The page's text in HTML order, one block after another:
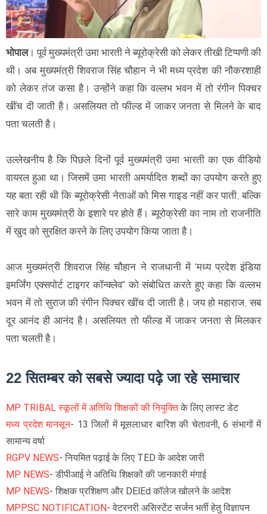
भोपाल। पूर्व मुख्यमंत्री उमा भारती ने ब्यूरोक्रेसी को लेकर तीखी टिप्पणी की
थी। अब मुख्यमंत्री शिवराज सिंह चौहान ने भी मध्य प्रदेश की नौकरशाही
को लेकर तंज कसा है। उन्होंने कहा कि वल्लभ भवन में तो रंगीन पिक्चर
खींच दी जाती है। असलियत तो फील्ड में जाकर जनता से मिलने के बाद
पता चलती है।
उल्लेखनीय है कि पिछले दिनों पूर्व मुख्यमंत्री उमा भारती का एक वीडियो
वायरल हुआ था। जिसमें उमा भारती अमर्यादित शब्दों का उपयोग करते हुए
यह बता रही थी कि ब्यूरोक्रेसी नेताओं को मिस गाइड नहीं कर पाती, बल्कि
सारे काम मुख्यमंत्री के इशारे पर होते हैं। ब्यूरोक्रेसी का नाम तो राजनीति
में खुद को सुरक्षित करने के लिए उपयोग किया जाता है।
आज मुख्यमंत्री शिवराज सिंह चौहान ने राजधानी में 'मध्य प्रदेश इंडिया
इमर्जिंग एक्सपोर्ट टाइगर कॉन्क्लेव" को संबोधित करते हुए कहा कि वल्लभ
भवन में तो सुराज की रंगीन पिक्चर खींच दी जाती है। जय हो महाराज, सब
दूर आनंद ही आनंद है। असलियत तो फील्ड में जाकर जनता से मिलकर
पता चलती है।
22 सितम्बर को सबसे ज्यादा पढ़े जा रहे समाचार
MP TRIBAL स्कूलों में अतिथि शिक्षकों की नियुक्तिके लिए लास्ट डेट
मध्य प्रदेश मानसून- 13 जिलों में मूसलाधार बारिश की चेतावनी, 6 संभागों में
सामान्य वर्षा
RGPV NEWS- नियमित पढ़ाई के लिए TED के आदेश जारी
MP NEWS- डीपीआई ने अतिथि शिक्षकों की जानकारी मंगाई
MP NEWS- शिक्षक प्रशिक्षण और DElEd कॉलेज खोलने के आदेश
MPPSC NOTIFICATION- वेटरनरी असिस्टेंट सर्जन भर्ती हेतु विज्ञापन